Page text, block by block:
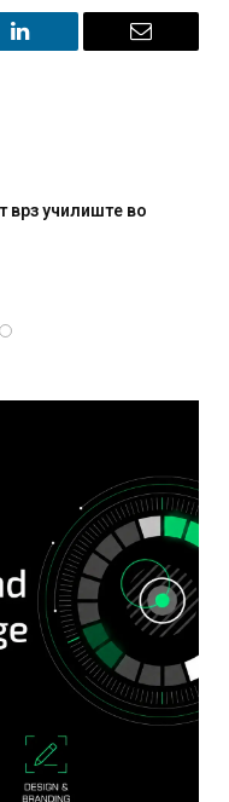
LinkedIn Email
врз училиште во